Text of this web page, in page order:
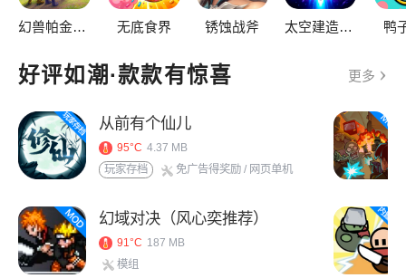
幻兽帕金（MOD菜单） 无底食界 锈蚀战斧 太空建造者（辅助菜单） 鸭
好评如潮·款款有惊喜 更多
从前有个仙儿
95°C 4.37 MB
玩家存档
免广告得奖励 / 网页单机
幻域对决（风心奕推荐）
91°C 187 MB
模组